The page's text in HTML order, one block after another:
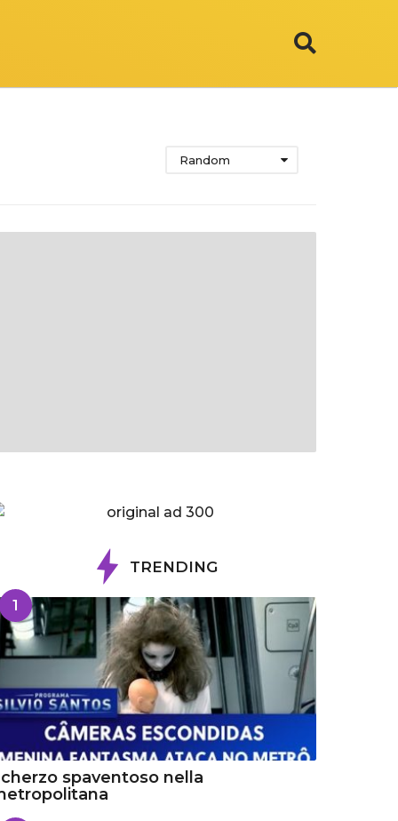
Random
TRENDING
1
spaventoso nella